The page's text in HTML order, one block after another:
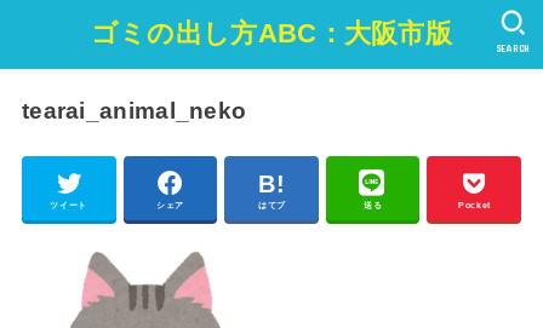
ゴミの出し方ABC：大阪市版 SEARCH
tearai_animal_neko
ツイート シェア はてブ 送る Pocket